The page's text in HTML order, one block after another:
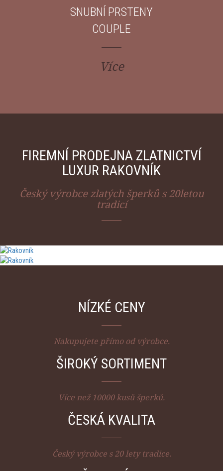
SNUBNÍ PRSTENY
COUPLE
Více
FIREMNÍ PRODEJNA ZLATNICTVÍ
LUXUR RAKOVNÍK
Český výrobce zlatých šperků s 20letou
tradicí
NÍZKÉ CENY
Nakupujete přímo od výrobce.
ŠIROKÝ SORTIMENT
Více než 10000 kusů šperků.
ČESKÁ KVALITA
Český výrobce s 20 lety tradice.